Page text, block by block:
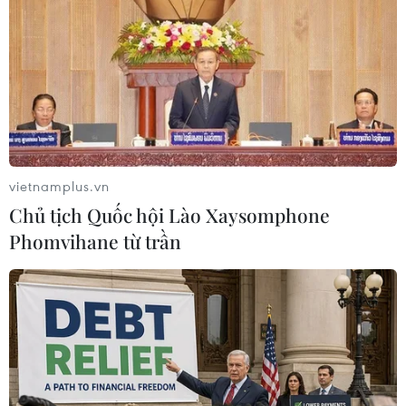
TIN LIÊN QUAN
vietnamplus.vn
Chủ tịch Quốc hội Lào Xaysomphone
Phomvihane từ trần